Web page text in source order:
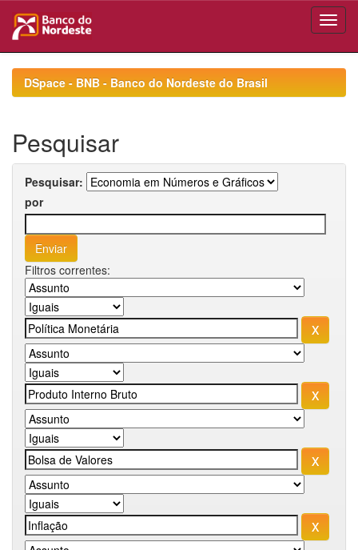
navigationDSpace - BNB - Banco do Nordeste do Brasil
Pesquisar
Pesquisar:
por
Filtros correntes: